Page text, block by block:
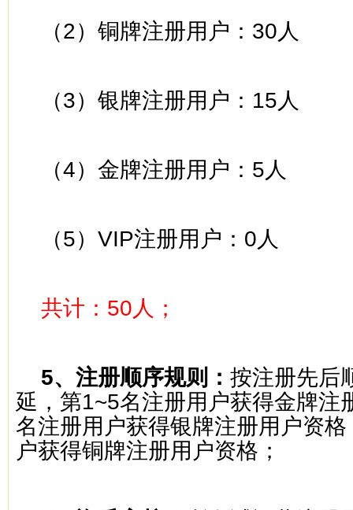
（2）铜牌注册用户： 30人
（3）银牌注册用户： 15人
（4）金牌注册用户： 5人
（5） VIP注册用户： 0人
共计： 50人；
5、注册顺序规则：按注册先后
延，第1~5名注册用户获得金牌注
名注册用户获得银牌注册用户资格
户获得铜牌注册用户资格；